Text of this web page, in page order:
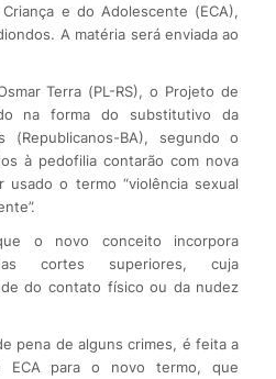
e do Adolescente (ECA),
A matéria será enviada ao
Terra (PL-RS), o Projeto de
na forma do substitutivo da
(Republicanos-BA), segundo o
à pedofilia contarão com nova
usado o termo “violência sexual
o novo conceito incorpora
cortes superiores, cuja
do contato físico ou da nudez
pena de alguns crimes, é feita a
ECA para o novo termo, que